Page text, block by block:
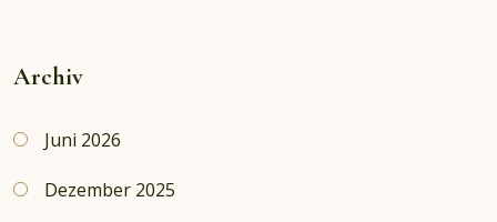
Archiv
Juni 2026
Dezember 2025